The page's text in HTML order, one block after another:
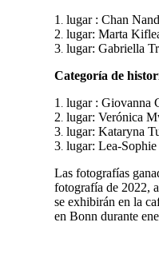
1 . lugar : Chan
2. lugar: Marta
3. lugar: Gabriella
Categoría de
1 . lugar : Giovanna
2. lugar: Verónica
3. lugar: Kataryna
3. lugar: Lea-Sophie
Las fotografías
fotografía de 2022,
se exhibirán en la
en Bonn durante